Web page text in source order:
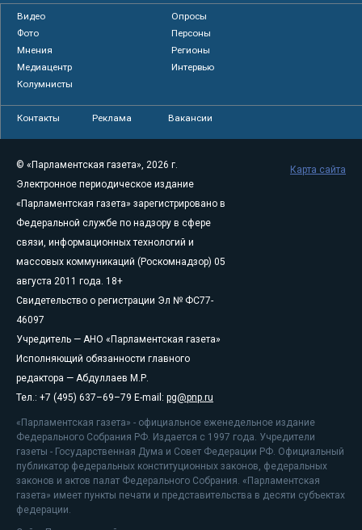
Видео
Опросы
Фото
Персоны
Мнения
Регионы
Медиацентр
Интервью
Колумнисты
Контакты Реклама Вакансии
© «Парламентская газета», 2026 г.
Электронное периодическое издание
«Парламентская газета» зарегистрировано в
Федеральной службе по надзору в сфере
связи, информационных технологий и
массовых коммуникаций (Роскомнадзор) 05
августа 2011 года. 18+
Свидетельство о регистрации Эл № ФС77-
46097
Учредитель — АНО «Парламентская газета»
Исполняющий обязанности главного
редактора — Абдуллаев М.Р.
Тел.: +7 (495) 637–69–79 E-mail: pg@pnp.ru
«Парламентская газета» - официальное еженедельное издание
Федерального Собрания РФ. Издается с 1997 года. Учредители
газеты - Государственная Дума и Совет Федерации РФ. Официальный
публикатор федеральных конституционных законов, федеральных
законов и актов палат Федерального Собрания. «Парламентская
газета» имеет пункты печати и представительства в десяти субъектах
федерации.
Карта сайта